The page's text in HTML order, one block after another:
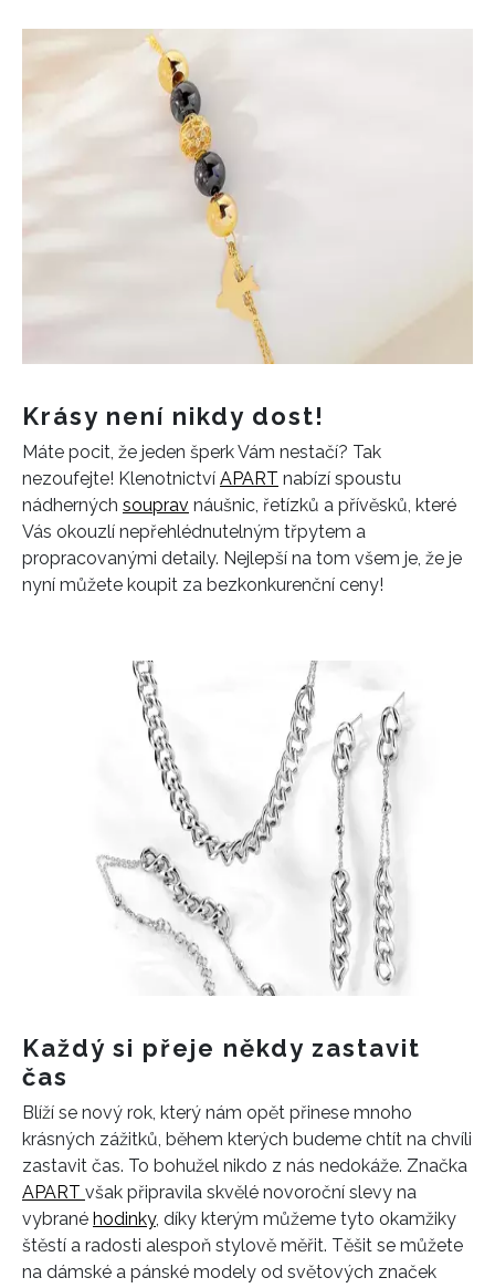
Krásy není nikdy dost!
Máte pocit, že jeden šperk Vám nestačí? Tak
nezoufejte! Klenotnictví APART nabízí spoustu
nádherných souprav náušnic, řetízků a přívěsků, které
Vás okouzlí nepřehlédnutelným třpytem a
propracovanými detaily. Nejlepší na tom všem je, že je
nyní můžete koupit za bezkonkurenční ceny!
Každý si přeje někdy zastavit
čas
Blíží se nový rok, který nám opět přinese mnoho
krásných zážitků, během kterých budeme chtít na chvíli
zastavit čas. To bohužel nikdo z nás nedokáže. Značka
APART však připravila skvělé novoroční slevy na
vybrané hodinky, díky kterým můžeme tyto okamžiky
štěstí a radosti alespoň stylově měřit. Těšit se můžete
na dámské a pánské modely od světových značek